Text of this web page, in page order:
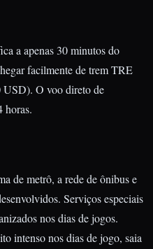
a apenas 30 minutos do
facilmente de trem TRE
O voo direto de
horas.
de metrô, a rede de ônibus e
Serviços especiais
nos dias de jogos.
intenso nos dias de jogo, saia